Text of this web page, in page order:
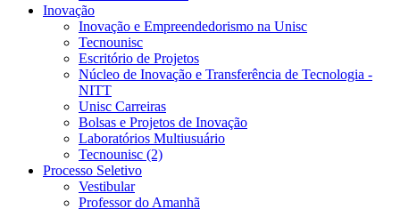
Inovação
Inovação e Empreendedorismo na Unisc
Tecnounisc
Escritório de Projetos
Núcleo de Inovação e Transferência de Tecnologia -
NITT
Unisc Carreiras
Bolsas e Projetos de Inovação
Laboratórios Multiusuário
Tecnounisc (2)
Processo Seletivo
Vestibular
Professor do Amanhã